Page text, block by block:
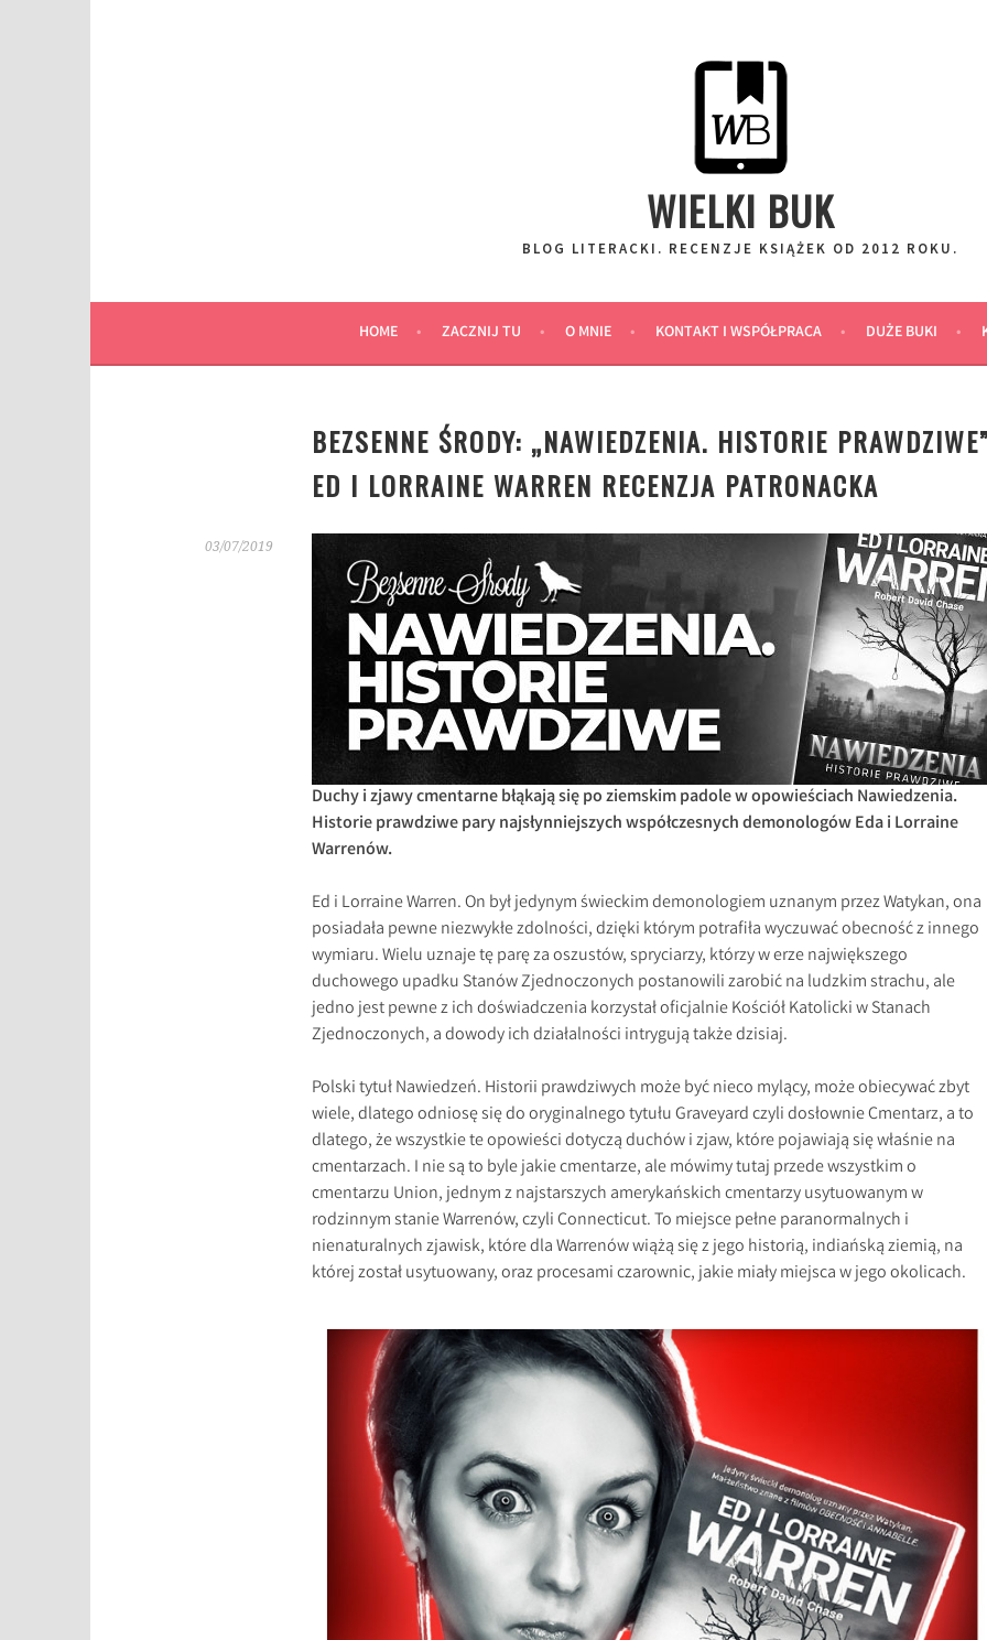
WIELKI BUK
BLOG LITERACKI. RECENZJE KSIĄŻEK OD 2012 ROKU.
HOME ZACZNIJ TU O MNIE KONTAKT I WSPÓŁPRACA DUŻE BUKI
BEZSENNE ŚRODY: „NAWIEDZENIA. HISTORIE PRAWDZIWE”
ED I LORRAINE WARREN RECENZJA PATRONACKA
03/07/2019
Duchy i zjawy cmentarne błąkają się po ziemskim padole w opowieściach Nawiedzenia.
Historie prawdziwe pary najsłynniejszych współczesnych demonologów Eda i Lorraine
Warrenów.
Ed i Lorraine Warren. On był jedynym świeckim demonologiem uznanym przez Watykan, ona
posiadała pewne niezwykłe zdolności, dzięki którym potrafiła wyczuwać obecność z innego
wymiaru. Wielu uznaje tę parę za oszustów, spryciarzy, którzy w erze największego
duchowego upadku Stanów Zjednoczonych postanowili zarobić na ludzkim strachu, ale
jedno jest pewne z ich doświadczenia korzystał oficjalnie Kościół Katolicki w Stanach
Zjednoczonych, a dowody ich działalności intrygują także dzisiaj.
Polski tytuł Nawiedzeń. Historii prawdziwych może być nieco mylący, może obiecywać zbyt
wiele, dlatego odniosę się do oryginalnego tytułu Graveyard czyli dosłownie Cmentarz, a to
dlatego, że wszystkie te opowieści dotyczą duchów i zjaw, które pojawiają się właśnie na
cmentarzach. I nie są to byle jakie cmentarze, ale mówimy tutaj przede wszystkim o
cmentarzu Union, jednym z najstarszych amerykańskich cmentarzy usytuowanym w
rodzinnym stanie Warrenów, czyli Connecticut. To miejsce pełne paranormalnych i
nienaturalnych zjawisk, które dla Warrenów wiążą się z jego historią, indiańską ziemią, na
której został usytuowany, oraz procesami czarownic, jakie miały miejsca w jego okolicach.